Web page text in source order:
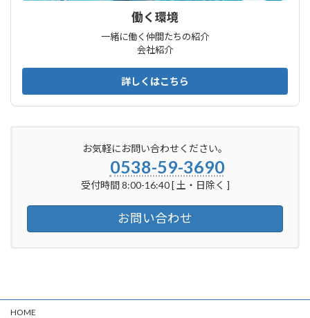
働く環境
一緒に働く仲間たちの紹介
会社紹介
詳しくはこちら
お気軽にお問い合わせください。
0538-59-3690
受付時間 8:00-16:40 [ 土・日除く ]
お問い合わせ
HOME